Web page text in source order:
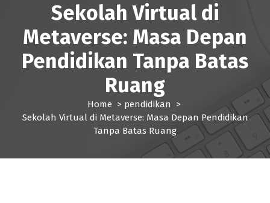
Sekolah Virtual di
Metaverse: Masa Depan
Pendidikan Tanpa Batas
Ruang
Home > pendidikan >
Sekolah Virtual di Metaverse: Masa Depan Pendidikan
Tanpa Batas Ruang